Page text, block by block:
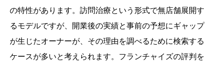
の特性があります。訪問治療という形式で無店舗展開す
るモデルですが、開業後の実績と事前の予想にギャップ
が生じたオーナーが、その理由を調べるために検索する
ケースが多いと考えられます。フランチャイズの評判を